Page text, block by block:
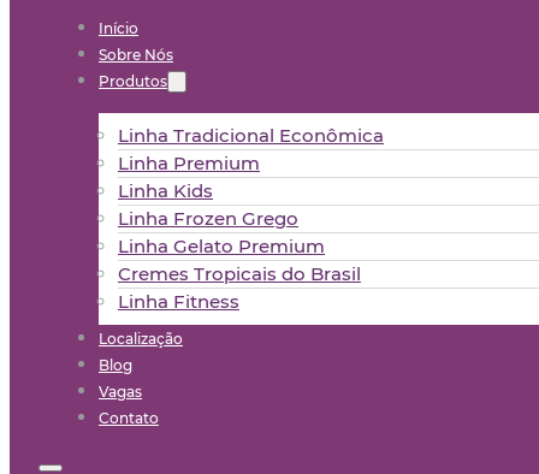
Início
Sobre Nós
Produtos
Linha Tradicional Econômica
Linha Premium
Linha Kids
Linha Frozen Grego
Linha Gelato Premium
Cremes Tropicais do Brasil
Linha Fitness
Localização
Blog
Vagas
Contato